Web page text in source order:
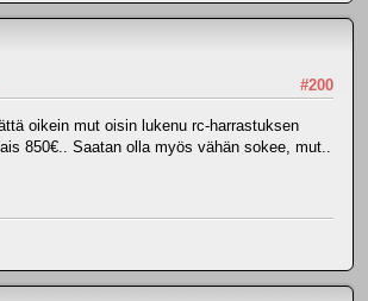
#200
oikein mut oisin lukenu rc-harrastuksen
850€.. Saatan olla myös vähän sokee, mut..